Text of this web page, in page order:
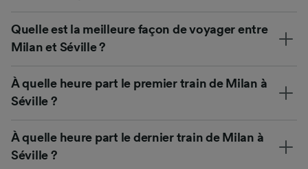
Quelle est la meilleure façon de voyager entre
Milan et Séville ?
À quelle heure part le premier train de Milan à
Séville ?
À quelle heure part le dernier train de Milan à
Séville ?